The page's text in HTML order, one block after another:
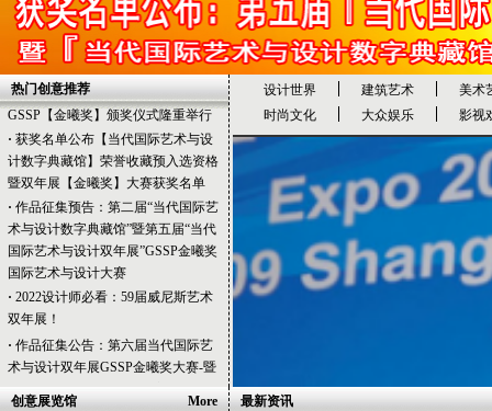
热门创意推荐
农户房屋造成巨额损失拒不赔偿
著名画家刘异中国山水画艺术展
《金海晨曦》在沪隆重开幕
·第四届当代国际艺术与设计双年展
GSSP【金曦奖】颁奖仪式隆重举行
获奖名单公布【当代国际艺术与设
计数字典藏馆】荣誉收藏预入选资格
暨双年展【金曦奖】大赛获奖名单
·作品征集预告：第二届“当代国际艺
术与设计数字典藏馆”暨第五届“当代
国际艺术与设计双年展”GSSP金曦奖
国际艺术与设计大赛
·2022设计师必看：59届威尼斯艺术
双年展！
术与设计双年展GSSP金曦奖大赛-暨
【当代国际艺术与设计数字典藏馆】
·获奖名单公布：第五届【当代国际
设计世界 建筑艺术
美术
时尚文化
大众娱乐 影视
创意展览馆
More
最新资讯